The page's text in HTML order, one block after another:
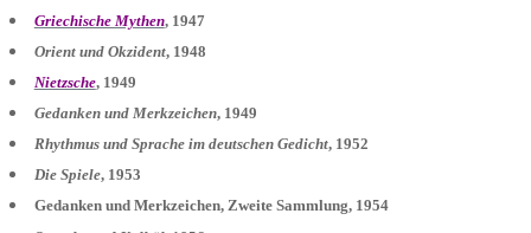
Griechische Mythen, 1947
Orient und Okzident, 1948
Nietzsche, 1949
Gedanken und Merkzeichen, 1949
Rhythmus und Sprache im deutschen Gedicht, 1952
Die Spiele, 1953
Gedanken und Merkzeichen, Zweite Sammlung, 1954